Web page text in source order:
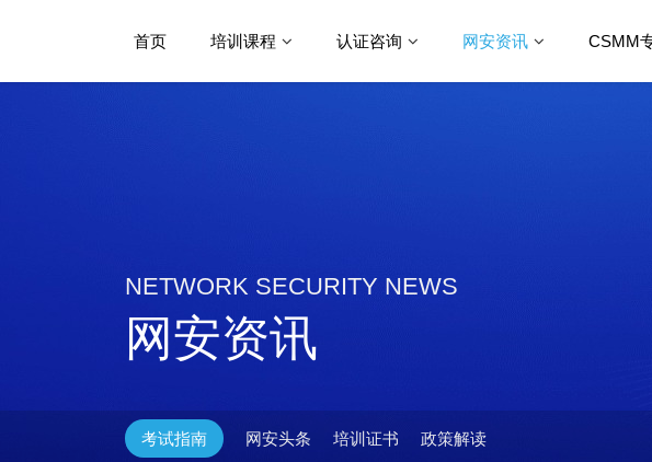
首页 培训课程 认证咨询 网安资讯 CSMM
NETWORK SECURITY NEWS
网安资讯
考试指南 网安头条 培训证书 政策解读